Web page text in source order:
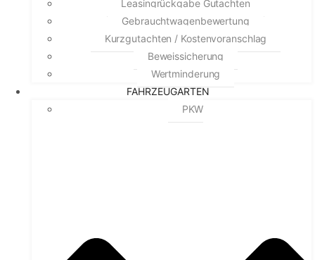
Leasingrückgabe Gutachten
Gebrauchtwagenbewertung
Kurzgutachten / Kostenvoranschlag
Beweissicherung
Wertminderung
FAHRZEUGARTEN
PKW